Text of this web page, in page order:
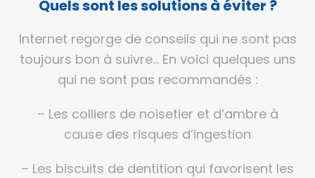
Quels sont les solutions à éviter ?
Internet regorge de conseils qui ne sont pas
toujours bon à suivre… En voici quelques uns
qui ne sont pas recommandés :
– Les colliers de noisetier et d’ambre à
cause des risques d’ingestion
– Les biscuits de dentition qui favorisent les